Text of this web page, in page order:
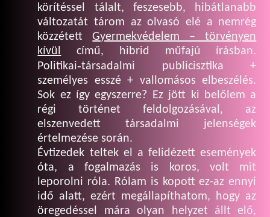
körítéssel tálalt, feszesebb, hibátlanabb
változatát tárom az olvasó elé a nemrég
közzétettGyermekvédelem – törvényen
kívül című, hibrid műfajú írásban.
Politikai‑társadalmi publicisztika +
személyes esszé + vallomásos elbeszélés.
Sok ez így egyszerre? Ez jött ki belőlem a
régi történet feldolgozásával, az
elszenvedett társadalmi jelenségek
értelmezése során.
Évtizedek teltek el a felidézett események
óta, a fogalmazás is koros, volt mit
leporolni róla. Rólam is kopott ez-az ennyi
idő alatt, ezért megállapíthatom, hogy az
öregedéssel mára olyan helyzet állt elő,